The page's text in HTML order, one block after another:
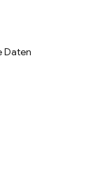
Daten